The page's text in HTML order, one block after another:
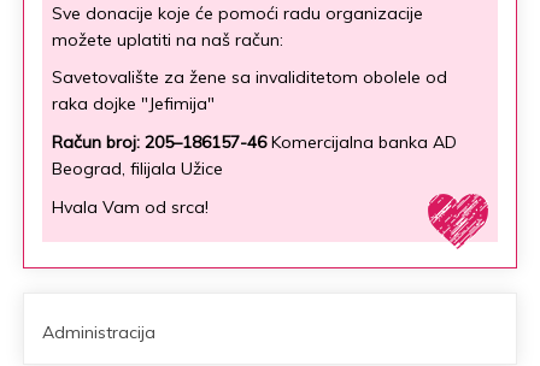
Sve donacije koje će pomoći radu organizacije
možete uplatiti na naš račun:
Savetovalište za žene sa invaliditetom obolele od
raka dojke "Jefimija"
Račun broj: 205–186157-46Komercijalna banka AD
Beograd, filijala Užice
Hvala Vam od srca!
Administracija